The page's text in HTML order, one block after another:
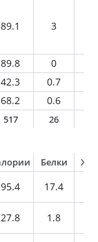
89.1 3
89.8 0
42.3 0.7
68.2 0.6
517 26
Белки
95.4 17.4
27.8 1.8